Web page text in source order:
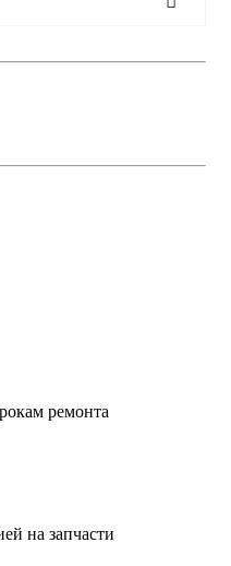
ремонта
на запчасти